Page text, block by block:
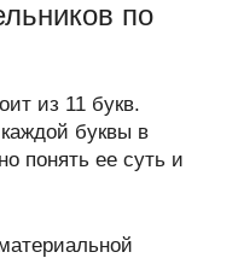
по
из 11 букв.
буквы в
понять ее суть и